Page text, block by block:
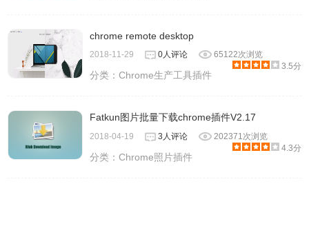
chrome remote desktop
2018-11-29 0人评论
65122次浏览
3.5分
分类：Chrome生产工具插件
Fatkun图片批量下载chrome插件V2.17
2018-04-19 3人评论
202371次浏览
4.3分
分类：Chrome照片插件